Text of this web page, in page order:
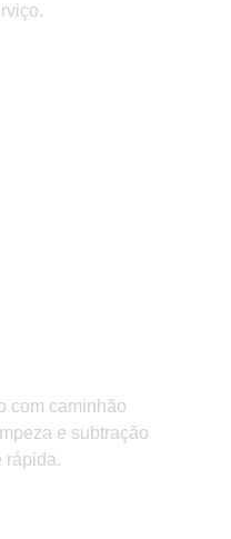
com caminhão
e subtração
rápida.